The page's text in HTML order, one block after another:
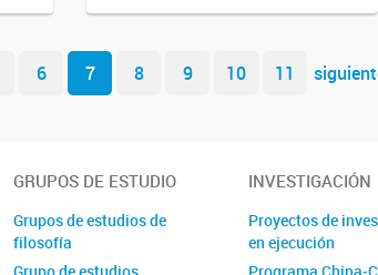
6 7 8 9 10 11
GRUPOS DE ESTUDIO
Grupos de estudios de
filosofía
INVESTIGACIÓN
Proyectos de
en ejecución